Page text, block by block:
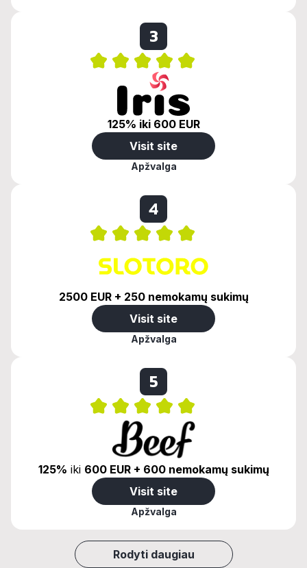
3
125% iki 600 EUR
Visit site
Apžvalga
4
2500 EUR + 250 nemokamų sukimų
Visit site
Apžvalga
5
125% iki 600 EUR + 600 nemokamų sukimų
Visit site
Apžvalga
Rodyti daugiau